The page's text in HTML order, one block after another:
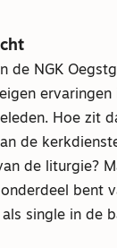
de NGK
ervaringen
Hoe zit
de
de liturgie?
bent
single in de